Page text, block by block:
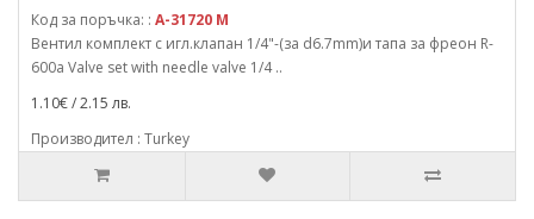
Код за поръчка: : A-31720 M
Вентил комплект с игл.клапан 1/4"-(за d6.7mm)и тапа за фреон R-
600a Valve set with needle valve 1/4 ..
1.10€ / 2.15 лв.
Производител : Turkey